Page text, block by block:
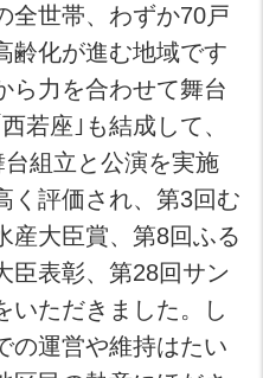
全世帯、わずか70戸
齢化が進む地域です
ら力を合わせて舞台
若座｣も結成して、
組立と公演を実施
く評価され、第3回む
産大臣賞、第8回ふる
臣表彰、第28回サン
いただきました。し
の運営や維持はたい